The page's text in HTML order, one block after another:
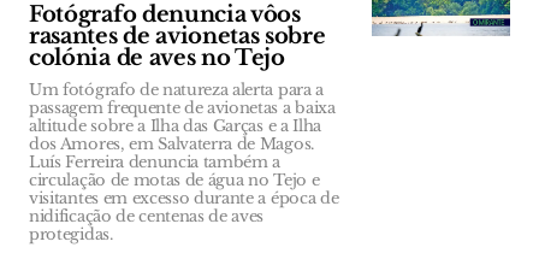
Fotógrafo denuncia vôos
rasantes de avionetas sobre
colónia de aves no Tejo
Um fotógrafo de natureza alerta para a
passagem frequente de avionetas a baixa
altitude sobre a Ilha das Garças e a Ilha
dos Amores, em Salvaterra de Magos.
Luís Ferreira denuncia também a
circulação de motas de água no Tejo e
visitantes em excesso durante a época de
nidificação de centenas de aves
protegidas.